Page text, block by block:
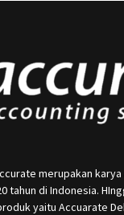
merupakan karya
tahun di Indonesia.
yaitu Accuarate